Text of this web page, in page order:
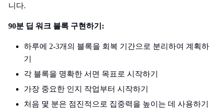
니다.
90분 딥 워크 블록 구현하기:
하루에 2-3개의 블록을 회복 기간으로 분리하여 계획하
기
각 블록을 명확한 서면 목표로 시작하기
가장 중요한 인지 작업부터 시작하기
처음 몇 분은 점진적으로 집중력을 높이는 데 사용하기